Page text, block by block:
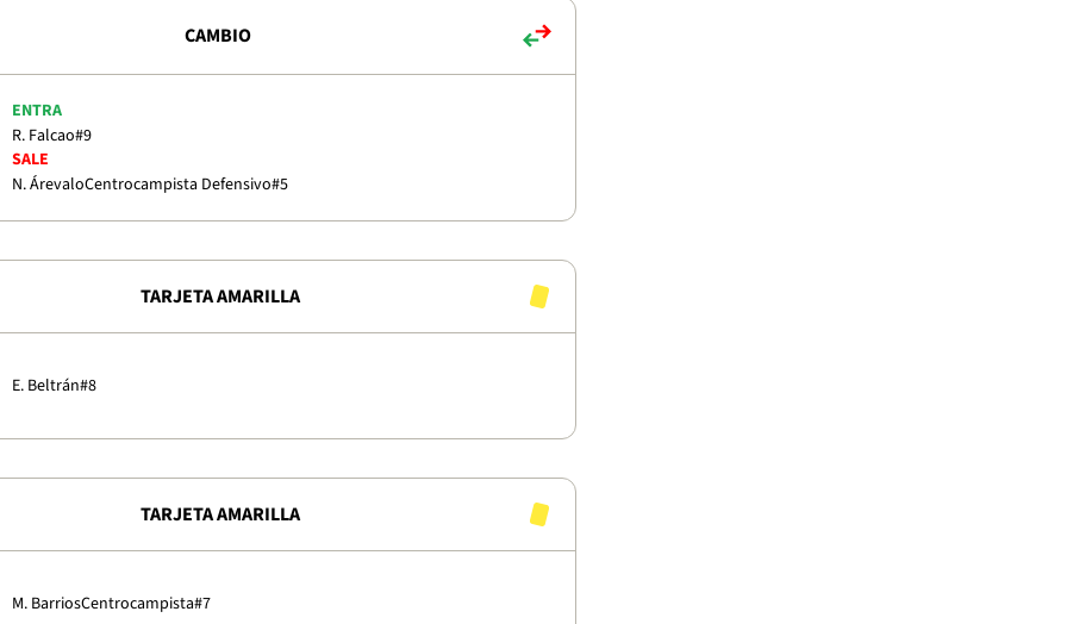
CAMBIO
ENTRA
R. Falcao#9
SALE
N. ÁrevaloCentrocampista Defensivo#5
TARJETA AMARILLA
E. Beltrán#8
TARJETA AMARILLA
M. BarriosCentrocampista#7